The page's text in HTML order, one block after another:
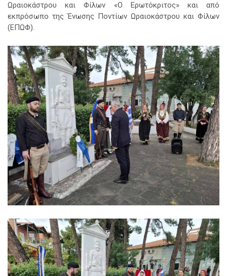
Ωραιοκάστρου και Φίλων «Ο Ερωτόκριτος» και από
εκπρόσωπο της Ένωσης Ποντίων Ωραιοκάστρου και Φίλων
(ΕΠΩΦ).